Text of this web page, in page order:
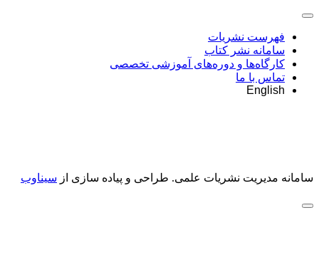
فهرست نشریات
سامانه نشر کتاب
کارگاه‌ها و دوره‌های آموزشی تخصصی
تماس با ما
English
سامانه مدیریت نشریات علمی. طراحی و پیاده سازی از سیناوب